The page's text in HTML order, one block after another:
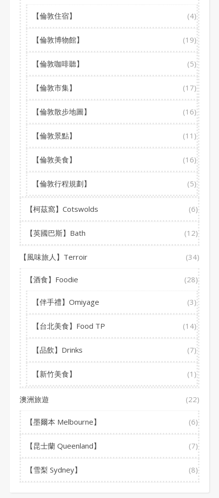
【倫敦住宿】 (4)
【倫敦博物館】 (19)
【倫敦咖啡聽】 (5)
【倫敦市集】 (17)
【倫敦散步地圖】 (16)
【倫敦景點】 (11)
【倫敦美食】 (16)
【倫敦行程規劃】 (5)
【柯茲窩】Cotswolds (6)
【英國巴斯】Bath (12)
【風味旅人】Terroir (34)
【酒食】Foodie (28)
【伴手禮】Omiyage (3)
【台北美食】Food TP (14)
【品飲】Drinks (7)
【新竹美食】 (1)
澳洲旅遊 (22)
【墨爾本 Melbourne】 (6)
【昆士蘭 Queenland】 (7)
【雪梨 Sydney】 (8)